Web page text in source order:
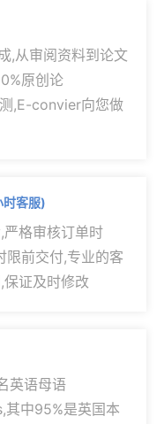
,从审阅资料到论文
原创论
,E-convier向您做
客服)
格审核订单时
限前交付,专业的客
保证及时修改
英语母语
中95%是英国本